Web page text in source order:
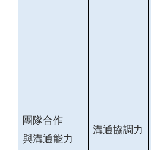
團隊合作
與溝通能力
溝通協調力